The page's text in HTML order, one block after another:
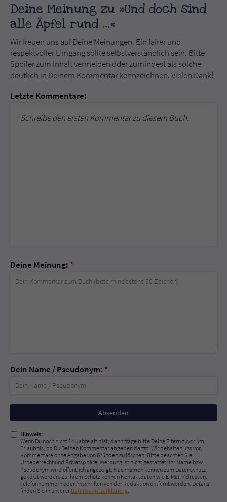
Deine Meinung zu »Und doch sind
alle Äpfel rund ...«
Wir freuen uns auf Deine Meinungen. Ein fairer und
respektvoller Umgang sollte selbstverständlich sein. Bitte
Spoiler zum Inhalt vermeiden oder zumindest als solche
deutlich in Deinem Kommentar kennzeichnen. Vielen Dank!
Letzte Kommentare:
Schreibe den ersten Kommentar zu diesem Buch.
Deine Meinung: *
Dein Name / Pseudonym: *
Nicht
ausfüllen!
Hinweis:
Wenn Du noch nicht 14 Jahre alt bist, dann frage bitte Deine Eltern zuvor um
Erlaubnis, ob Du Deinen Kommentar abgeben darfst. Wir behalten uns vor,
Kommentare ohne Angabe von Gründen zu löschen. Bitte beachten Sie
Urheberrecht und Privatsphäre; Werbung ist nicht gestattet. Ihr Name bzw.
Pseudonym wird öffentlich angezeigt; Nachnamen können zum Datenschutz
gekürzt werden. Zu Ihrem Schutz können Kontaktdaten wie E-Mail-Adressen,
Telefonnummern oder Anschriften von der Redaktion entfernt werden. Details
finden Sie in unserer Datenschutzerklärung.